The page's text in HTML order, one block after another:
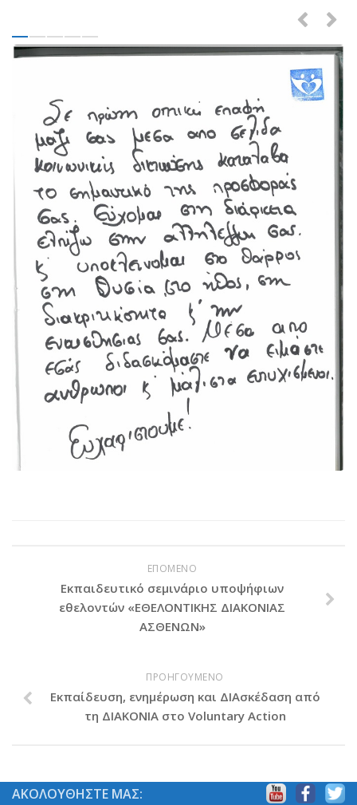
ΕΠΟΜΕΝΟ
Εκπαιδευτικό σεμινάριο υποψήφιων
εθελοντών «ΕΘΕΛΟΝΤΙΚΗΣ ΔΙΑΚΟΝΙΑΣ
ΑΣΘΕΝΩΝ»
ΠΡΟΗΓΟΥΜΕΝΟ
Εκπαίδευση, ενημέρωση και ΔΙΑσκέδαση από
τη ΔΙΑΚΟΝΙΑ στο Voluntary Action
ΑΚΟΛΟΥΘΗΣΤΕ ΜΑΣ: